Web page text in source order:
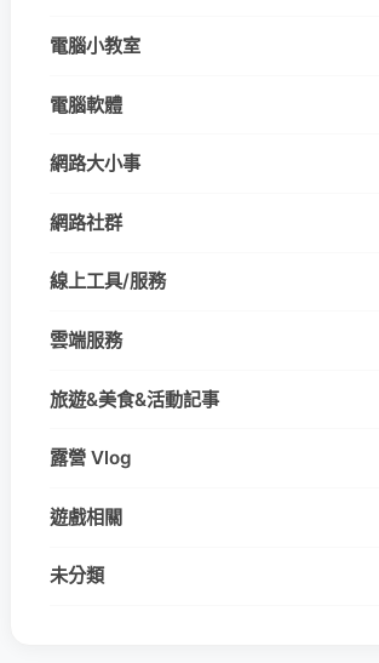
電腦小教室
電腦軟體
網路大小事
網路社群
線上工具/服務
雲端服務
旅遊&美食&活動記事
露營 Vlog
遊戲相關
未分類